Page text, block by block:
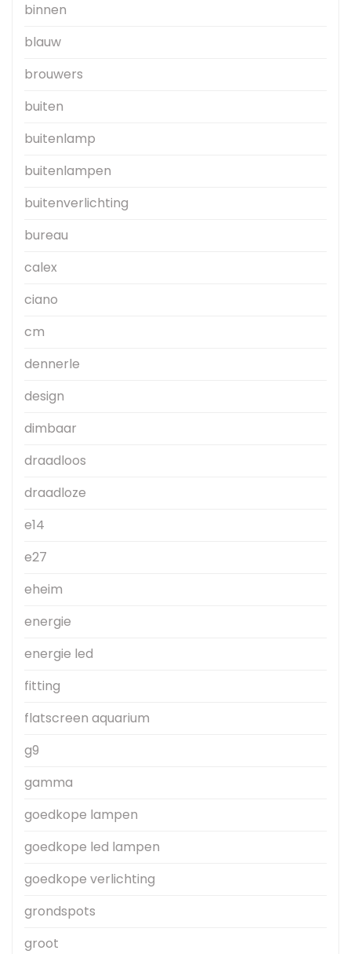
binnen
blauw
brouwers
buiten
buitenlamp
buitenlampen
buitenverlichting
bureau
calex
ciano
cm
dennerle
design
dimbaar
draadloos
draadloze
e14
e27
eheim
energie
energie led
fitting
flatscreen aquarium
g9
gamma
goedkope lampen
goedkope led lampen
goedkope verlichting
grondspots
groot